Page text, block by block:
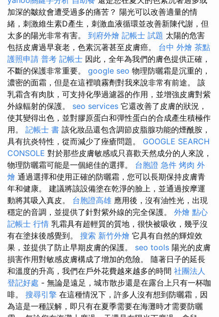
加深的皺紋會遭受過多的痛苦？ 陽光可以改善適量的情
緒，刺激維生素D產生，刺激血液循環並改善新陳代謝，但
太多的陽光非常有害。 到府外燴 記帳士 試題 太陽的危害
包括皮膚過早衰老，色素沉著甚至皮膚癌。 台中 外燴 茶點
護照申請 普考 記帳士 因此，全年為我們的膚色提供正確，
不斷的保護非常重要。 google seo 物理防曬霜是沉重的，
濃密的面霜，但是在這裡噴霧劑對我來說非常有前途。 該
乳霜含有肉肽，可支持化學過濾器的作用，並增強皮膚對紫
外線輻射的保護。 seo services 它還改善了皮膚的狀況，
使其變得出色，並對膠原蛋白和彈性蛋白的合成產生積極作
用。 記帳士 書 該化妝品還包含調節皮脂腺功能的煙酰胺，
具有抗炎特性，從而減少了痤瘡問題。 GOOGLE SEARCH
CONSOLE 對於那些皮膚敏感或只喜歡天然成分的人來說，
物理防曬霜可能是一個絕佳的選擇。 台胞證 急件 烤肉 外
燴 通過選擇和使用正確的防曬霜，您可以長期保持皮膚青
年和健康。 建議將該設備塗在乾淨的臉上，並通過按摩運
動將其吸入真皮。 台胞證高雄 應用後，沒有油性光，出現
穩定的音調，並提供了針對紫外線的完全保護。 外燴 點心
記帳士 行情 乳霜具有超輕質的質地，很快被吸收，幾乎沒
有在塗抹後感覺到。 搜索 新竹外燴 它具有自然的輝煌效
果，並提供了防止早期皮膚的保護。 seo tools 陽光的皮膚
損害作用對敏感皮膚構成了增加的危險。 隨著日子的延長
和溫度的升高，我們在戶外花費越來越多的時間 社團法人
登記好處 - 無論是遠足，城市散步還是在露台上只有一杯咖
啡。 搜尋引擎 在這種情況下，許多人沒有想到防曬霜，因
為這是一種誤解，即只有在夏季需要在海灘時才需要防曬